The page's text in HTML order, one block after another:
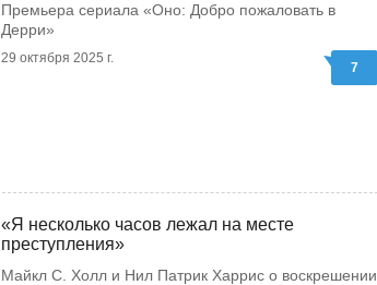
Премьера сериала «Оно: Добро пожаловать в
Дерри»
29 октября 2025 г.
7
«Я несколько часов лежал на месте
преступления»
Майкл С. Холл и Нил Патрик Харрис о воскрешении